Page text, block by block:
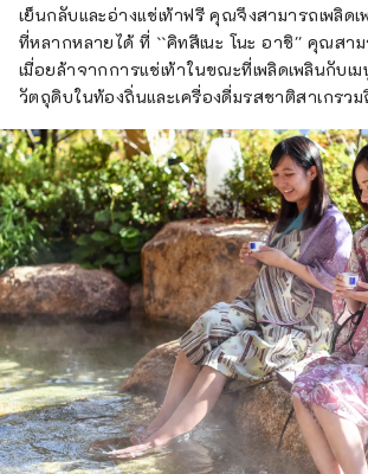
เย็นกลับและอ่างแช่เท้าฟรี คุณจึงสามารถเพลิด
ที่หลากหลายได้ ที่ ``คิทสึเนะ โนะ อาชิ'' คุณสา
เมื่อยล้าจากการแช่เท้าในขณะที่เพลิดเพลินกับเ
วัตถุดิบในท้องถิ่นและเครื่องดื่มรสชาติสาเกรว